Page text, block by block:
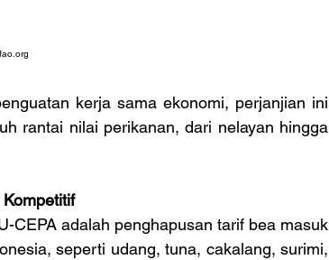
fao.org
kerja sama ekonomi, perjanjian ini
rantai nilai perikanan, dari nelayan hingga
CEPA adalah penghapusan tarif bea masuk
seperti udang, tuna, cakalang, surimi,